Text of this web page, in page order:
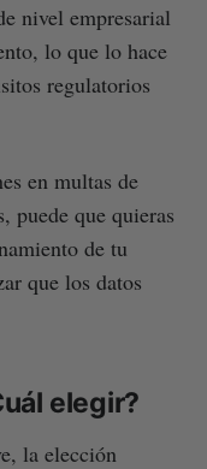
nivel empresarial
lo que lo hace
regulatorios
en multas de
puede que quieras
de tu
que los datos
elegir?
la elección